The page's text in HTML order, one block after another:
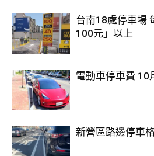
台南18處停車場
100元」以上
電動車停車費 10
新營區路邊停車